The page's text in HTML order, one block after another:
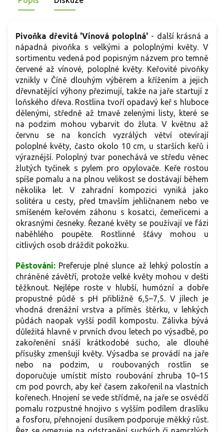
Pivoňka dřevitá 'Vínová poloplná' - další krásná a
nápadná
pivoňka s velkými a poloplnými květy. V
sortimentu vedená pod popisným názvem pro temně
červené až vínové, poloplné květy. Keřovité pivoňky
vznikly v Číně dlouhým výběrem a křížením a jejich
dřevnatějící výhony přezimují, takže na jaře startují z
loňského dřeva. Rostlina tvoří opadavý keř s hluboce
dělenými, středně až tmavě zelenými listy, které se
na podzim mohou vybarvit do žluta. V květnu až
červnu se na koncích vyzrálých větví otevírají
poloplné květy, často okolo 10 cm, u starších keřů i
výraznější. Poloplný tvar ponechává ve středu věnec
žlutých tyčinek s pylem pro opylovače. Keře rostou
spíše pomalu a na plnou velikost se dostávají během
několika let. V zahradní kompozici vyniká jako
solitéra u cesty, před tmavším jehličnanem nebo ve
smíšeném keřovém záhonu s kosatci, čemeřicemi a
okrasnými česneky. Řezané květy se používají ve fázi
naběhlého poupěte. Rostlinné šťávy mohou u
citlivých osob dráždit pokožku.
Pěstování: Preferuje plné slunce až lehký polostín a
chráněné závětří, protože velké květy mohou v dešti
těžknout. Nejlépe roste v hlubší, humózní a dobře
propustné půdě s pH přibližně 6,5–7,5. V jílech je
vhodná drenážní vrstva a příměs štěrku, v lehkých
půdách naopak vyšší podíl kompostu. Zálivka bývá
důležitá hlavně v prvních dvou letech po výsadbě, po
zakořenění snáší krátkodobé sucho, ale dlouhé
přísušky zmenšují květy. Výsadba se provádí na jaře
nebo na podzim, u roubovaných rostlin se
doporučuje umístit místo roubování zhruba 10–15
cm pod povrch, aby keř časem zakořenil na vlastních
kořenech. Hnojení se vede střídmě, na jaře se osvědčí
pomalu rozpustné hnojivo s vyšším podílem draslíku
a fosforu, přehnojení dusíkem podporuje měkký růst.